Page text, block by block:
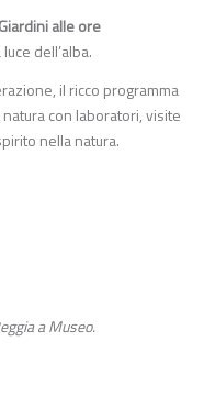
alle ore
dell’alba.
il ricco programma
con laboratori, visite
nella natura.
a Museo.